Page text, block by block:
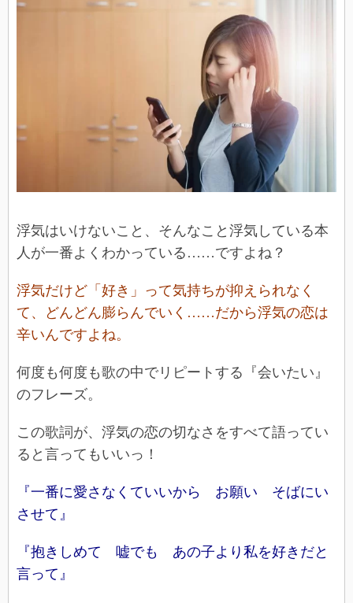
浮気はいけないこと、そんなこと浮気している本
人が一番よくわかっている……ですよね？
浮気だけど「好き」って気持ちが抑えられなく
て、どんどん膨らんでいく……だから浮気の恋は
辛いんですよね。
何度も何度も歌の中でリピートする『会いたい』
のフレーズ。
この歌詞が、浮気の恋の切なさをすべて語ってい
ると言ってもいいっ！
『一番に愛さなくていいから お願い そばにい
させて』
『抱きしめて 嘘でも あの子より私を好きだと
言って』